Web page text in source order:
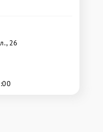
26